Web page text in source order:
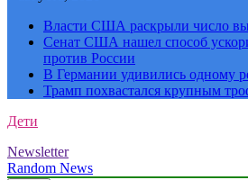
Власти США раскрыли число
Сенат США нашел способ
против России
В Германии удивились одному
Трамп похвастался крупным
Дети
Newsletter
Random News